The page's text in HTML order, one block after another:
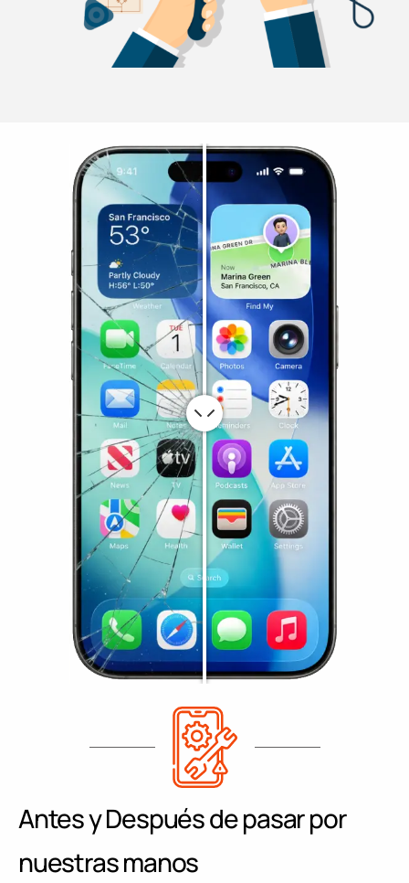
Antes y Después de pasar por
nuestras manos